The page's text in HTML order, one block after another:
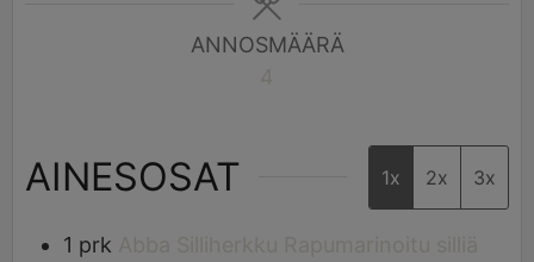
ANNOSMÄÄRÄ
AINESOSAT 1x 2x 3x
1 prk